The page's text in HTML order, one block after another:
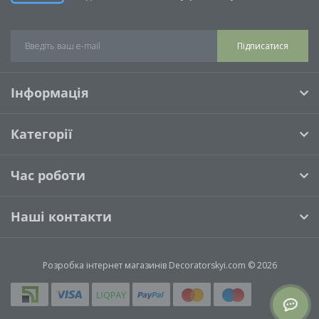
Підписатися
Інформація
Категорії
Час роботи
Наші контакти
Розробка інтернет магазинівDecoratorskyi.com © 2026